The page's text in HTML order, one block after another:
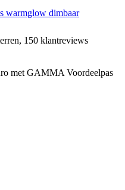
warmglow dimbaar
150 klantreviews
met GAMMA Voordeelpas